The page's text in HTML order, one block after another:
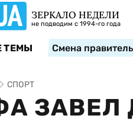
ЗЕРКАЛО НЕДЕЛИ
не подводим с 1994-го года
ТЕМЫ Смена
СПОРТ
ЗАВЕЛ